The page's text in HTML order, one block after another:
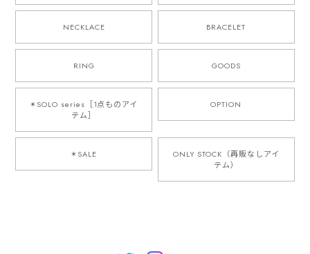
NECKLACE BRACELET
RING GOODS
✴︎SOLO series［1点ものアイ
テム］
OPTION
✴︎SALE
ONLY STOCK（再販なしアイ
テム）